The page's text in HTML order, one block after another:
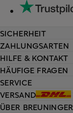
HILFE & KONTAKT
HÄUFIGE FRAGEN
SERVICE
VERSAND
SICHERHEIT
ZAHLUNGSARTEN
ÜBER BREUNINGER